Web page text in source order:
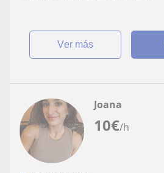
ver más
10€/h
Joana